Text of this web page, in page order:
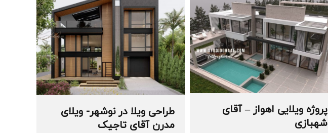
طراحی ویلا در نوشهر- ویلای
مدرن آقای تاجیک
پروژه ویلایی اهواز – آقای
شهبازی